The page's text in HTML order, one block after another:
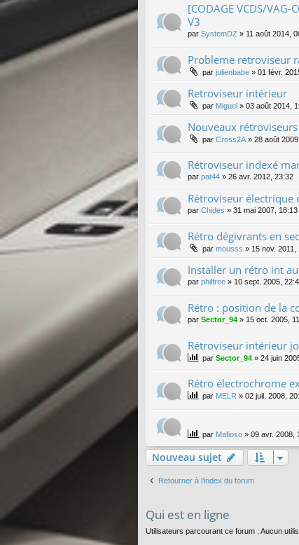
[CODAGE VCDS/
V3
par SystemDZ » 11 août 2014,
Probleme retroviseur
par julienbabe » 01 févr.
Retroviseur intérieur
par Miguel » 03 août 2014,
Nouveaux rétroviseurs
par Cross2A » 28 août
Rétroviseur indexé
par pat44 » 26 avr. 2012, 23:32
Rétroviseur électrique
par Chides » 31 mai 2007, 18:13
Rétro dégivrants en
par mousss » 15 nov. 2011,
Installer un rétro int
par philfree » 10 sept. 2005,
Rétro : position de la
par Sector_94 » 15 oct. 2005,
Rétroviseur intérieur
par Sector_94 » 24 juin
Rétro électrochrome
par MELR » 02 juil. 2008,
par Mafioso » 09 avr. 2008,
Nouveau sujet
Retourner à l’index du forum
Qui est en ligne
Utilisateurs parcourant ce forum : Aucun